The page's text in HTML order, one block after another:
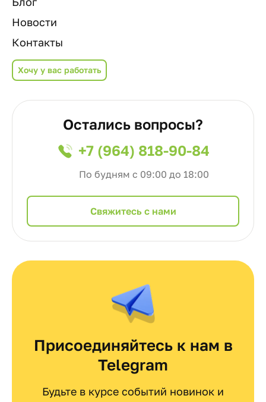
Новости
Контакты
Хочу у вас работать
Остались вопросы?
+7 (964) 818-90-84
По будням с 09:00 до 18:00
Cвяжитесь с нами
Присоединяйтесь к нам в
Telegram
Будьте в курсе событий новинок и